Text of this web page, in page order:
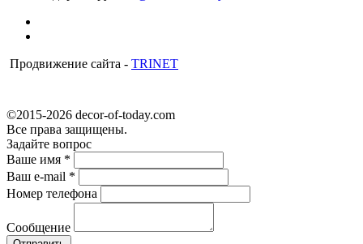
Продвижение сайта - TRINET
©2015-2026 decor-of-today.com
Все права защищены.
Задайте вопрос
Ваше имя *
Ваш e-mail *
Номер телефона
Сообщение